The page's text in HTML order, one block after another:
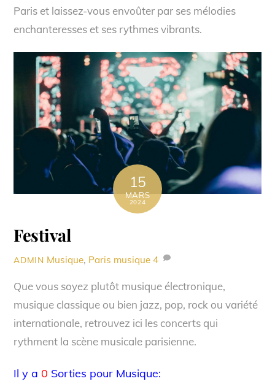
Paris et laissez-vous envoûter par ses mélodies
enchanteresses et ses rythmes vibrants.
15
MARS
2024
Festival
ADMIN Musique, Paris musique 4
Que vous soyez plutôt musique électronique,
musique classique ou bien jazz, pop, rock ou variété
internationale, retrouvez ici les concerts qui
rythment la scène musicale parisienne.
Il y a 0 Sorties pour Musique: